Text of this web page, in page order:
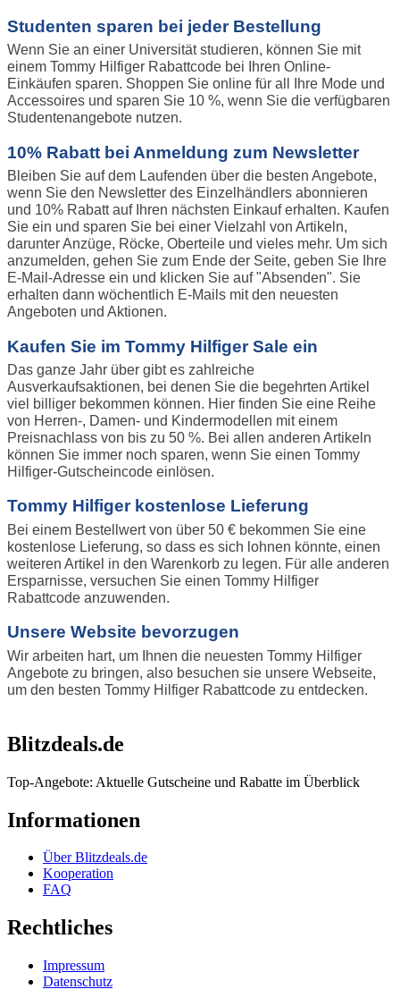
Studenten sparen bei jeder Bestellung
Wenn Sie an einer Universität studieren, können Sie mit
einem Tommy Hilfiger Rabattcode bei Ihren Online-
Einkäufen sparen. Shoppen Sie online für all Ihre Mode und
Accessoires und sparen Sie 10 %, wenn Sie die verfügbaren
Studentenangebote nutzen.
10% Rabatt bei Anmeldung zum Newsletter
Bleiben Sie auf dem Laufenden über die besten Angebote,
wenn Sie den Newsletter des Einzelhändlers abonnieren
und 10% Rabatt auf Ihren nächsten Einkauf erhalten. Kaufen
Sie ein und sparen Sie bei einer Vielzahl von Artikeln,
darunter Anzüge, Röcke, Oberteile und vieles mehr. Um sich
anzumelden, gehen Sie zum Ende der Seite, geben Sie Ihre
E-Mail-Adresse ein und klicken Sie auf "Absenden". Sie
erhalten dann wöchentlich E-Mails mit den neuesten
Angeboten und Aktionen.
Kaufen Sie im Tommy Hilfiger Sale ein
Das ganze Jahr über gibt es zahlreiche
Ausverkaufsaktionen, bei denen Sie die begehrten Artikel
viel billiger bekommen können. Hier finden Sie eine Reihe
von Herren-, Damen- und Kindermodellen mit einem
Preisnachlass von bis zu 50 %. Bei allen anderen Artikeln
können Sie immer noch sparen, wenn Sie einen Tommy
Hilfiger-Gutscheincode einlösen.
Tommy Hilfiger kostenlose Lieferung
Bei einem Bestellwert von über 50 € bekommen Sie eine
kostenlose Lieferung, so dass es sich lohnen könnte, einen
weiteren Artikel in den Warenkorb zu legen. Für alle anderen
Ersparnisse, versuchen Sie einen Tommy Hilfiger
Rabattcode anzuwenden.
Unsere Website bevorzugen
Wir arbeiten hart, um Ihnen die neuesten Tommy Hilfiger
Angebote zu bringen, also besuchen sie unsere Webseite,
um den besten Tommy Hilfiger Rabattcode zu entdecken.
Blitzdeals.de
Top-Angebote: Aktuelle Gutscheine und Rabatte im Überblick
Informationen
Über Blitzdeals.de
Kooperation
FAQ
Rechtliches
Impressum
Datenschutz